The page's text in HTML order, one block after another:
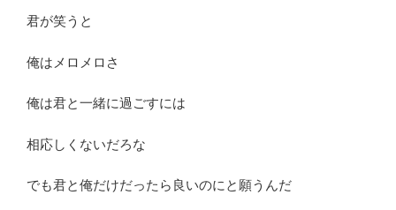
君が笑うと
俺はメロメロさ
俺は君と一緒に過ごすには
相応しくないだろな
でも君と俺だけだったら良いのにと願うんだ